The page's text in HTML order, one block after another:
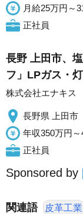
月給25万円～
正社員
長野 上田市、
フ」LPガス・
株式会社エナキス
長野県 上田市
年収350万円～
正社員
Sponsored by
関連語 皮革工業